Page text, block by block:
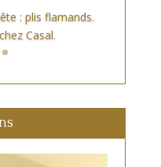
: plis flamands.
Casal.